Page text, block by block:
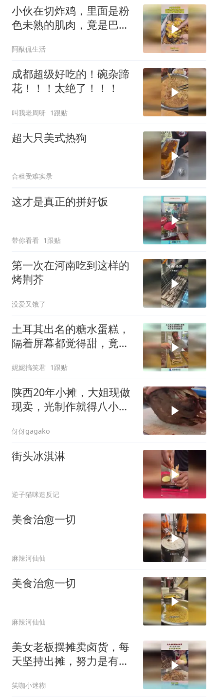
小伙在切炸鸡，里面是粉
色未熟的肌肉，竟是巴基
阿酞侃生活
成都超级好吃的！碗杂蹄
花！！！太绝了！！！
叫我老周呀 1跟贴
超大只美式热狗
合租受难实录
这才是真正的拼好饭
带你看看 1跟贴
第一次在河南吃到这样的
烤荆芥
没爱又饿了
土耳其出名的糖水蛋糕，
隔着屏幕都觉得甜，竟还
妮妮搞笑君 1跟贴
陕西20年小摊，大姐现做
现卖，光制作就得八小
伢伢gagako
街头冰淇淋
逆子猫咪造反记
美食治愈一切
麻辣河仙仙
美食治愈一切
麻辣河仙仙
美女老板摆摊卖卤货，每
天坚持出摊，努力是有结
笑咖小迷糊